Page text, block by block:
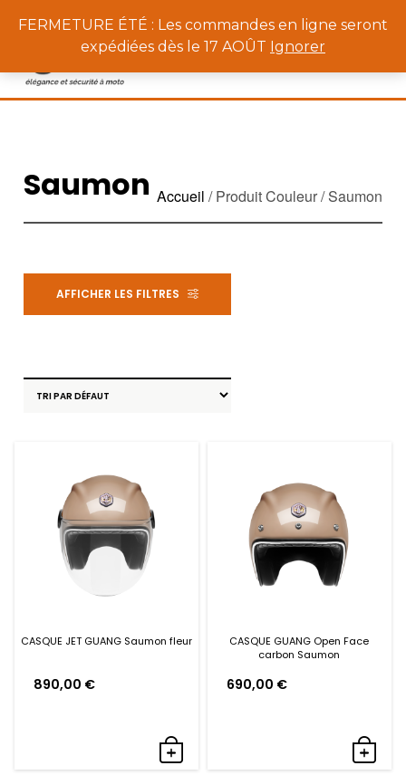
FERMETURE ÉTÉ : Les commandes en ligne seront
expédiées dès le 17 AOÛT Ignorer
Saumon Accueil / Produit Couleur / Saumon
CASQUE JET GUANG Saumon fleur
890,00 €
CASQUE GUANG Open Face
carbon Saumon
690,00 €